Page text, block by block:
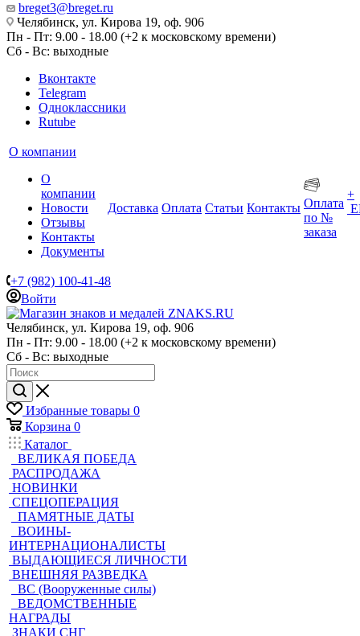
breget3@breget.ru
Челябинск, ул. Кирова 19, оф. 906
Пн - Пт: 9.00 - 18.00 (+2 к московскому времени)
Сб - Вс: выходные
Вконтакте
Telegram
Одноклассники
Rutube
О компании
О
компании
Новости
Отзывы
Контакты
Документы
Доставка Оплата Статьи Контакты Оплата
по №
заказа
+
+7 (982) 100-41-48
Войти
Челябинск, ул. Кирова 19, оф. 906
Пн - Пт: 9.00 - 18.00 (+2 к московскому времени)
Сб - Вс: выходные
Избранные товары 0
Корзина 0
Каталог
ВЕЛИКАЯ ПОБЕДА
РАСПРОДАЖА
НОВИНКИ
СПЕЦОПЕРАЦИЯ
ПАМЯТНЫЕ ДАТЫ
ВОИНЫ-
ИНТЕРНАЦИОНАЛИСТЫ
ВЫДАЮЩИЕСЯ ЛИЧНОСТИ
ВНЕШНЯЯ РАЗВЕДКА
ВС (Вооруженные силы)
ВЕДОМСТВЕННЫЕ
НАГРАДЫ
ЗНАКИ СНГ